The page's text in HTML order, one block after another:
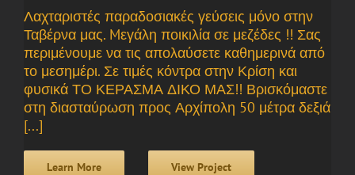
Λαχταριστές παραδοσιακές γεύσεις μόνο στην
Ταβέρνα μας. Mεγάλη ποικιλία σε μεζέδες !! Σας
περιμένουμε να τις απολαύσετε καθημερινά από
το μεσημέρι. Σε τιμές κόντρα στην Κρίση και
φυσικά ΤΟ ΚΕΡΑΣΜΑ ΔΙΚΟ ΜΑΣ!! Βρισκόμαστε
στη διασταύρωση προς Αρχίπολη 50 μέτρα δεξιά
[...]
Learn More View Project